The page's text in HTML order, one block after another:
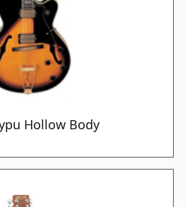
Hollow Body